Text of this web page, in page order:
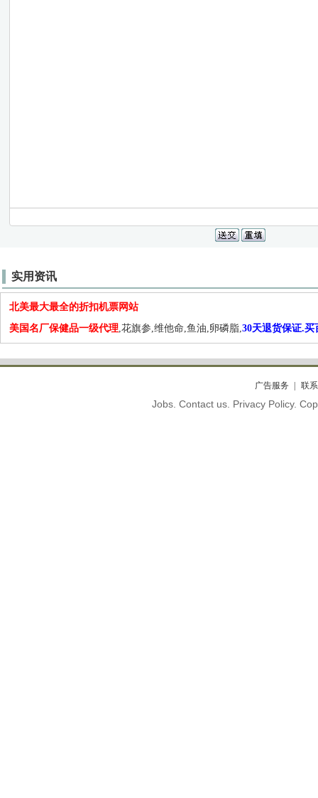
实用资讯
北美最大最全的折扣机票网站
美国名厂保健品一级代理,花旗参,维他命,鱼油,卵磷脂,30天退货保证.买
广告服务 联
Jobs. Contact us. Privacy Policy.